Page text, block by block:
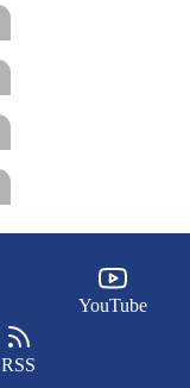
YouTube
RSS